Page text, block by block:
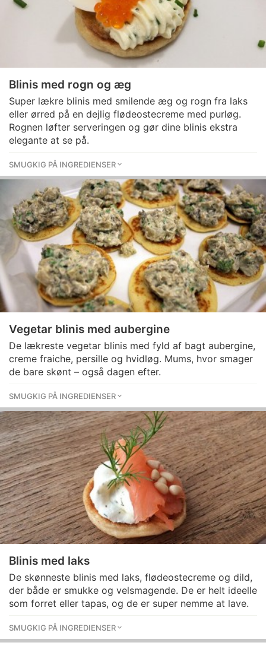
Blinis med rogn og æg
Super lækre blinis med smilende æg og rogn fra laks
eller ørred på en dejlig flødeostecreme med purløg.
Rognen løfter serveringen og gør dine blinis ekstra
elegante at se på.
SMUGKIG PÅ INGREDIENSER
Vegetar blinis med aubergine
De lækreste vegetar blinis med fyld af bagt aubergine,
creme fraiche, persille og hvidløg. Mums, hvor smager
de bare skønt – også dagen efter.
SMUGKIG PÅ INGREDIENSER
Blinis med laks
De skønneste blinis med laks, flødeostecreme og dild,
der både er smukke og velsmagende. De er helt ideelle
som forret eller tapas, og de er super nemme at lave.
SMUGKIG PÅ INGREDIENSER